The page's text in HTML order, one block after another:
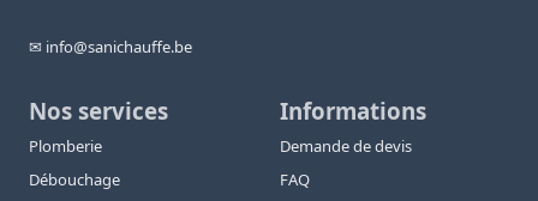
✉ info@sanichauffe.be
Nos services
Plomberie
Débouchage
Informations
Demande de devis
FAQ